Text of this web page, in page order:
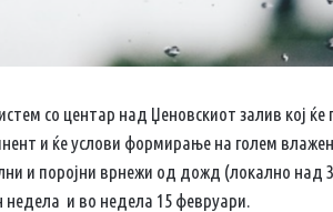
со центар над Џеновскиот залив кој
и ќе услови формирање на голем
и поројни врнежи од дожд (локално над
и во недела 15 февруари.